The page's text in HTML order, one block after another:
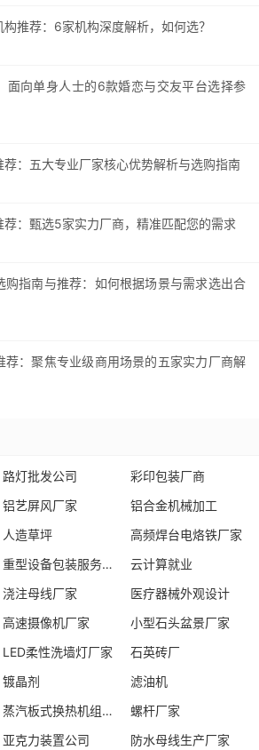
推荐：6家机构深度解析，如何选？
面向单身人士的6款婚恋与交友平台选择参
：五大专业厂家核心优势解析与选购指南
：甄选5家实力厂商，精准匹配您的需求
指南与推荐：如何根据场景与需求选出合
：聚焦专业级商用场景的五家实力厂商解
路灯批发公司
彩印包装厂商
铝艺屏风厂家
铝合金机械加工
人造草坪
高频焊台电烙铁厂家
重型设备包装服务企业
云计算就业
浇注母线厂家
医疗器械外观设计
高速摄像机厂家
小型石头盆景厂家
LED柔性洗墙灯厂家
石英砖厂
镀晶剂
滤油机
蒸汽板式换热机组生产厂家
螺杆厂家
亚克力装置公司 防水母线生产厂家